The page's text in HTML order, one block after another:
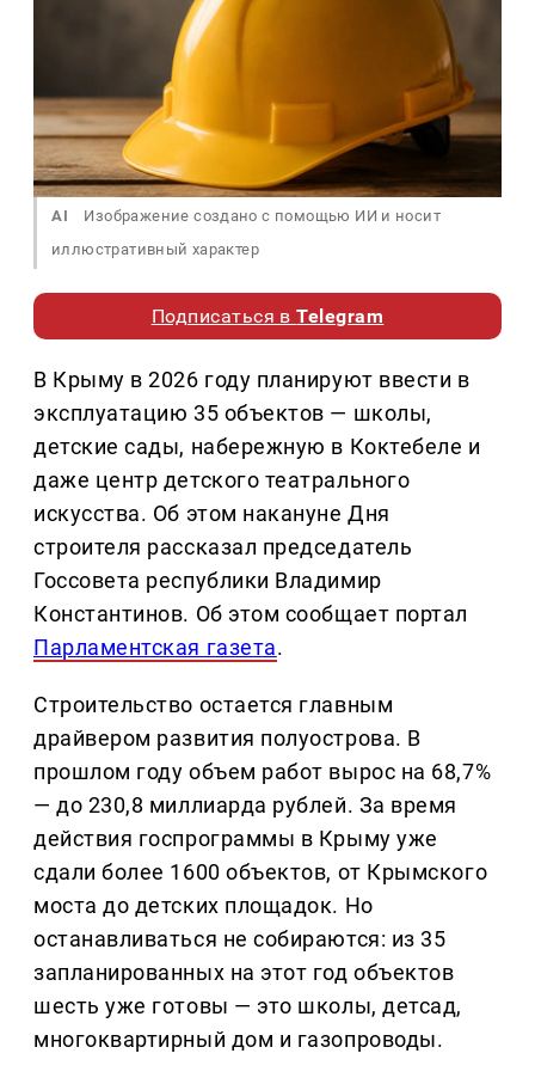
AI
Изображение создано с помощью ИИ и носит
иллюстративный характер
Подписаться вTelegram
В Крыму в 2026 году планируют ввести в
эксплуатацию 35 объектов — школы,
детские сады, набережную в Коктебеле и
даже центр детского театрального
искусства. Об этом накануне Дня
строителя рассказал председатель
Госсовета республики Владимир
Константинов. Об этом сообщает портал
Парламентская газета.
Строительство остается главным
драйвером развития полуострова. В
прошлом году объем работ вырос на 68,7%
— до 230,8 миллиарда рублей. За время
действия госпрограммы в Крыму уже
сдали более 1600 объектов, от Крымского
моста до детских площадок. Но
останавливаться не собираются: из 35
запланированных на этот год объектов
шесть уже готовы — это школы, детсад,
многоквартирный дом и газопроводы.